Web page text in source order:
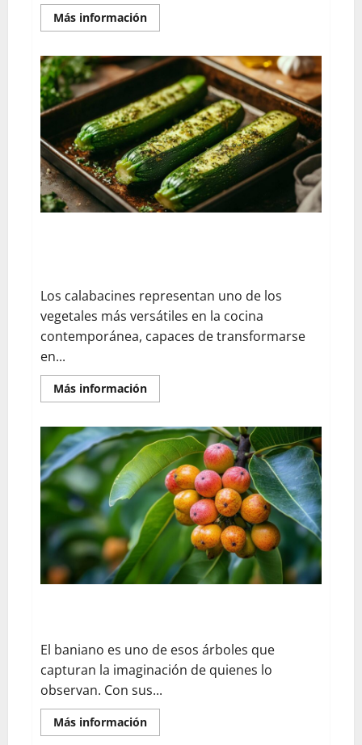
Más informaciónEn
savoir
El
viaje
tentador
al
corazón
del
museo
del
chocolate
de
Bayona:
descubre
las
recetas
Los calabacines representan uno de los
vegetales más versátiles en la cocina
contemporánea, capaces de transformarse
en...
Más informaciónEn
savoir
¿Cómo
cocinar
calabacines
enteros
al
horno?
Paso
a
paso
para
preparar
calabacines
rellenos
asados
El baniano es uno de esos árboles que
capturan la imaginación de quienes lo
observan. Con sus...
Más informaciónEn
savoir